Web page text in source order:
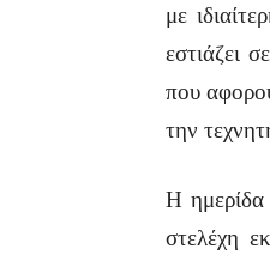
με
εστιάζει
που
την
Η ημερίδα
στελέχη